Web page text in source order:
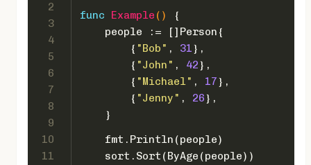
2
3
4
5
6
7
8
9
10
11
func
Example ()
{
    people := []Person{
        {
"Bob" , 31},
        {
"John" , 42},
        {
"Michael" , 17},
        {
"Jenny" , 26},
    }
    fmt.Println(people)
    sort.Sort(ByAge(people))